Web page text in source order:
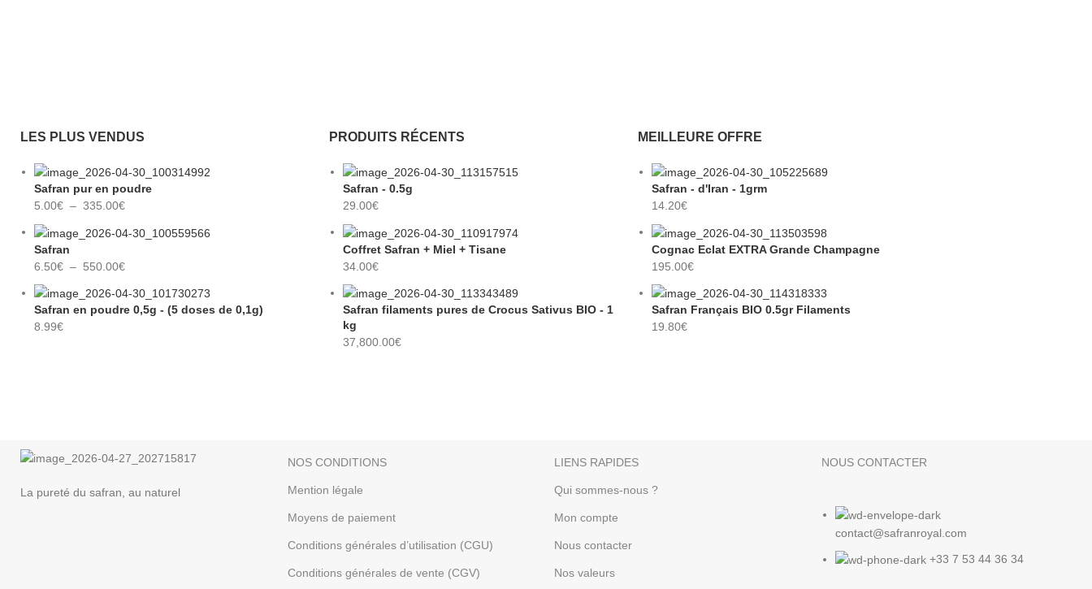
LES PLUS VENDUS
Safran pur en poudre
5.00€ – 335.00€
Safran
6.50€ – 550.00€
Safran en poudre 0,5g - (5 doses de 0,1g)
8.99€
PRODUITS RÉCENTS
Safran - 0.5g
29.00€
Coffret Safran + Miel + Tisane
34.00€
Safran filaments pures de Crocus Sativus BIO - 1
kg
37,800.00€
MEILLEURE OFFRE
Safran - d'Iran - 1grm
14.20€
Cognac Eclat EXTRA Grande Champagne
195.00€
Safran Français BIO 0.5gr Filaments
19.80€
La pureté du safran, au naturel
NOS CONDITIONS
Mention légale
Moyens de paiement
Conditions générales d’utilisation (CGU)
Conditions générales de vente (CGV)
LIENS RAPIDES
Qui sommes-nous ?
Mon compte
Nous contacter
Nos valeurs
NOUS CONTACTER
contact@safranroyal.com
+33 7 53 44 36 34